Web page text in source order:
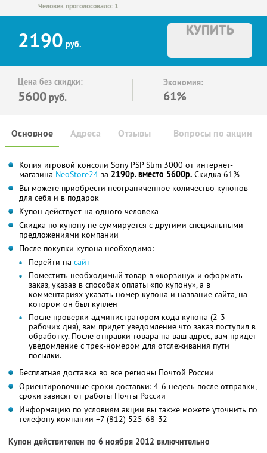
Человек проголосовало: 1
2190 руб.
КУПИТЬ
Цена без скидки:
5600 руб.
Экономия:
61%
Основное Отзывы Вопросы по акции
Адреса
Копия игровой консоли Sony PSP Slim 3000 от интернет-
магазина NeoStore24 за 2190р. вместо 5600р. Скидка 61%
Вы можете приобрести неограниченное количество купонов
для себя и в подарок
Купон действует на одного человека
Скидка по купону не суммируется с другими специальными
предложениями компании
После покупки купона необходимо:
Перейти на сайт
Поместить необходимый товар в «корзину» и оформить
заказ, указав в способах оплаты «по купону», а в
комментариях указать номер купона и название сайта, на
котором он был куплен
После проверки администратором кода купона (2-3
рабочих дня), вам придет уведомление что заказ поступил в
обработку. После отправки товара на ваш адрес, вам придет
уведомление с трек-номером для отслеживания пути
посылки.
Бесплатная доставка во все регионы Почтой России
Ориентировочные сроки доставки: 4-6 недель после отправки,
сроки зависят от работы Почты России
Информацию по условиям акции вы также можете уточнить по
телефону компании +7 (812) 525-68-32
Купон действителен по 6 ноября 2012 включительно